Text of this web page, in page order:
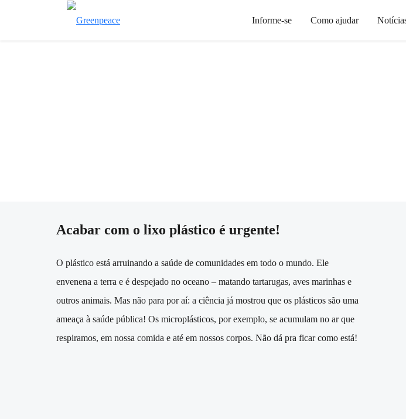
Informe-se Como ajudar
Acabar com o lixo plástico é urgente!
O plástico está arruinando a saúde de comunidades em todo o mundo. Ele
envenena a terra e é despejado no oceano – matando tartarugas, aves marinhas e
outros animais. Mas não para por aí: a ciência já mostrou que os plásticos são uma
ameaça à saúde pública! Os microplásticos, por exemplo, se acumulam no ar que
respiramos, em nossa comida e até em nossos corpos. Não dá pra ficar como está!